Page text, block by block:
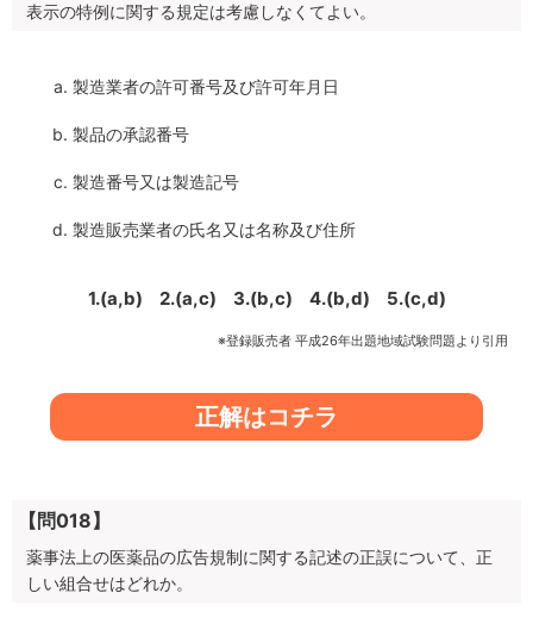
表示の特例に関する規定は考慮しなくてよい。
製造業者の許可番号及び許可年月日
製品の承認番号
製造番号又は製造記号
製造販売業者の氏名又は名称及び住所
1.(a,b) 2.(a,c) 3.(b,c) 4.(b,d) 5.(c,d)
※登録販売者 平成26年出題地域試験問題より引用
正解はコチラ
【問018】
薬事法上の医薬品の広告規制に関する記述の正誤について、正
しい組合せはどれか。